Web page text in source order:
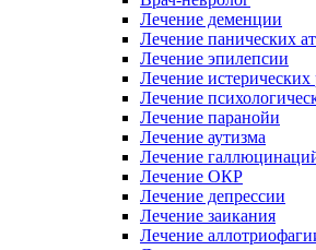
Лечение деменции
Лечение панических
Лечение эпилепсии
Лечение истерических
Лечение
Лечение паранойи
Лечение аутизма
Лечение
Лечение ОКР
Лечение депрессии
Лечение заикания
Лечение